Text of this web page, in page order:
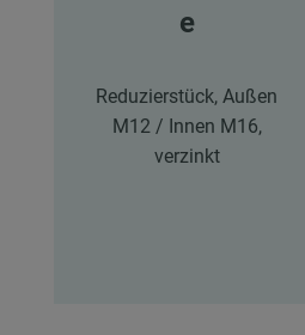
e
Reduzierstück, Außen
M12 / Innen M16,
verzinkt